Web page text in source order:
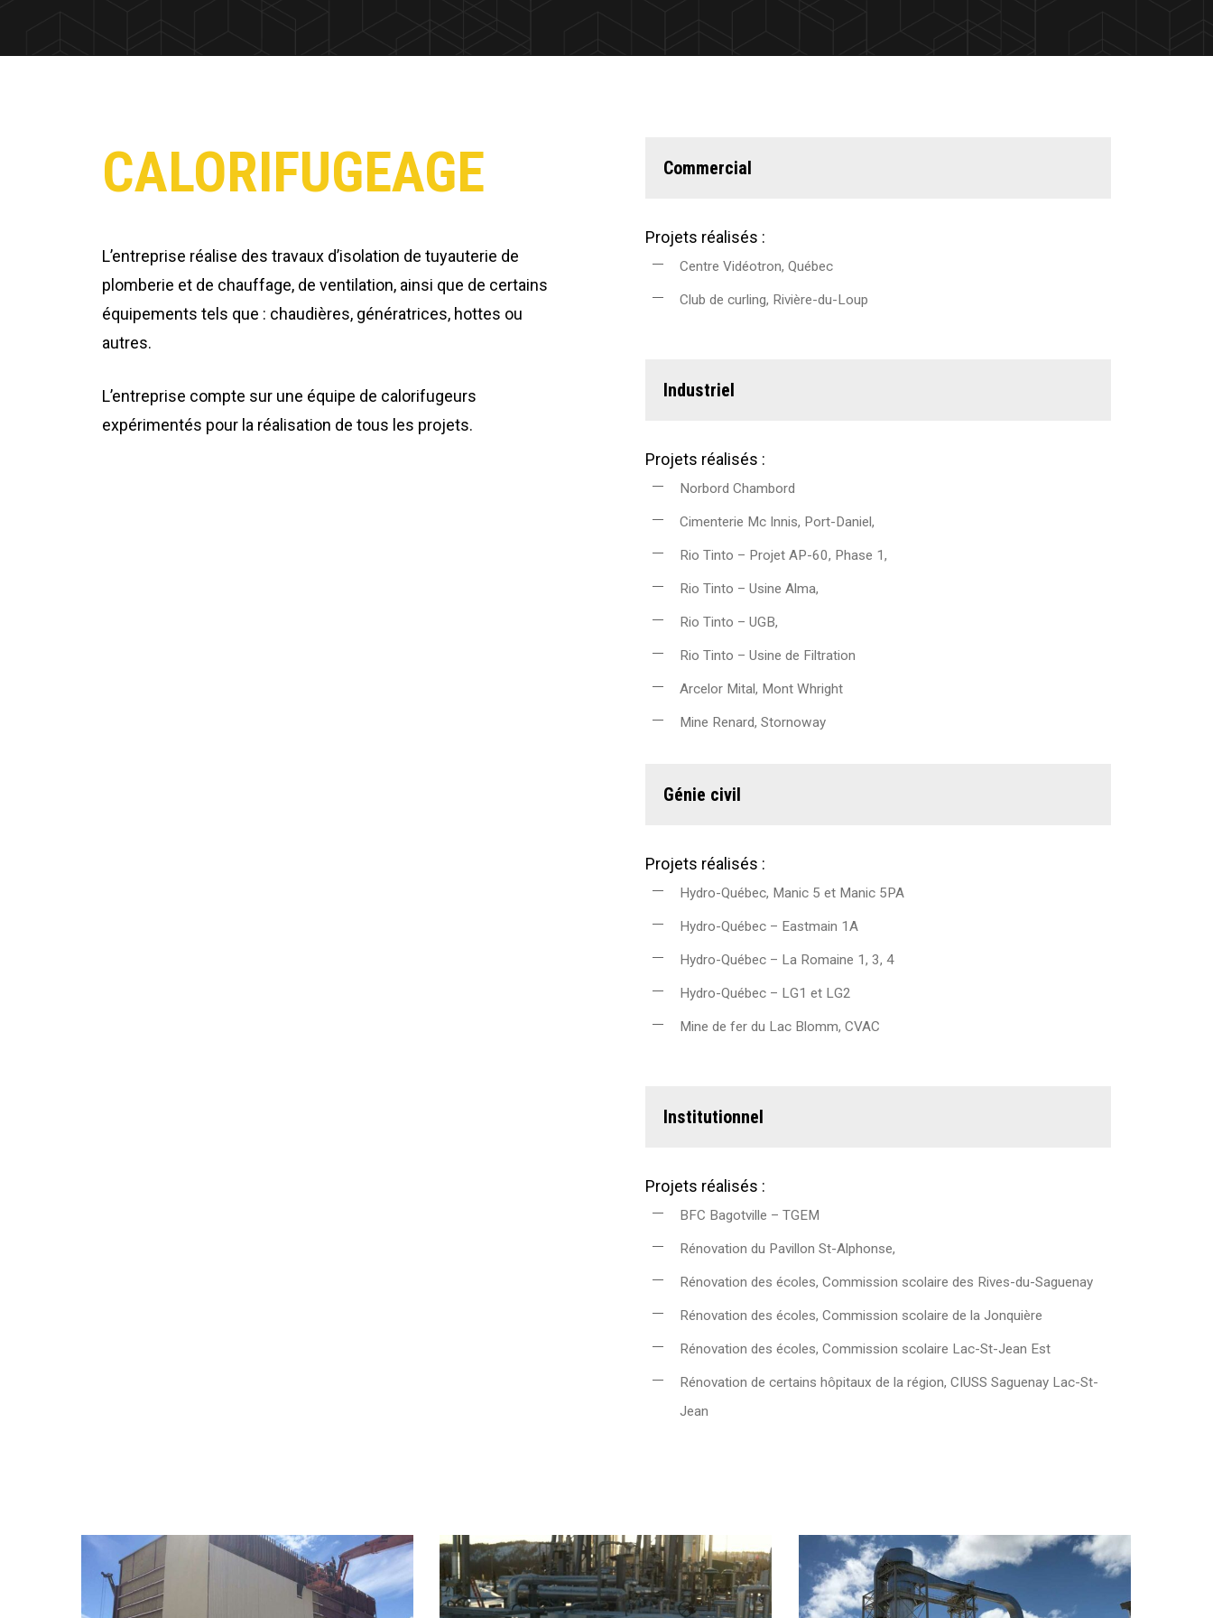
CALORIFUGEAGE
L’entreprise réalise des travaux d’isolation de tuyauterie de
plomberie et de chauffage, de ventilation, ainsi que de certains
équipements tels que : chaudières, génératrices, hottes ou
autres.
L’entreprise compte sur une équipe de calorifugeurs
expérimentés pour la réalisation de tous les projets.
Commercial
Projets réalisés :
Centre Vidéotron, Québec
Club de curling, Rivière-du-Loup
Industriel
Projets réalisés :
Norbord Chambord
Cimenterie Mc Innis, Port-Daniel,
Rio Tinto – Projet AP-60, Phase 1,
Rio Tinto – Usine Alma,
Rio Tinto – UGB,
Rio Tinto – Usine de Filtration
Arcelor Mital, Mont Whright
Mine Renard, Stornoway
Génie civil
Projets réalisés :
Hydro-Québec, Manic 5 et Manic 5PA
Hydro-Québec – Eastmain 1A
Hydro-Québec – La Romaine 1, 3, 4
Hydro-Québec – LG1 et LG2
Mine de fer du Lac Blomm, CVAC
Institutionnel
Projets réalisés :
BFC Bagotville – TGEM
Rénovation du Pavillon St-Alphonse,
Rénovation des écoles, Commission scolaire des Rives-du-Saguenay
Rénovation des écoles, Commission scolaire de la Jonquière
Rénovation des écoles, Commission scolaire Lac-St-Jean Est
Rénovation de certains hôpitaux de la région, CIUSS Saguenay Lac-St-
Jean
Chantier
Mc
Innis
Mine
Stornoway
Usine
Norbord
Chambord